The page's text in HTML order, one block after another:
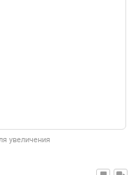
увеличения